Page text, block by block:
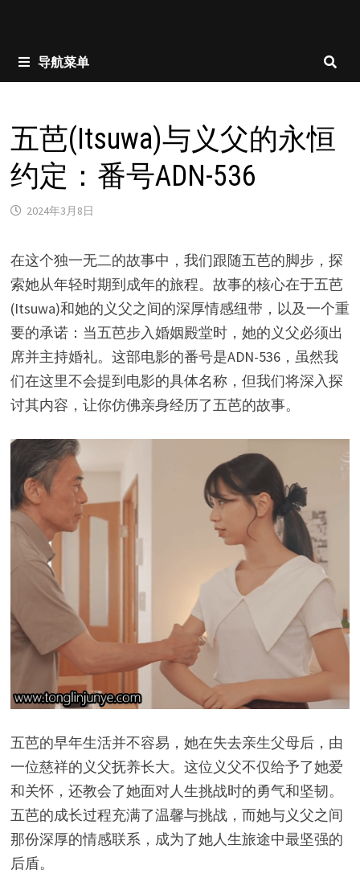
导航菜单
五芭(Itsuwa)与义父的永恒
约定：番号ADN-536
2024年3月8日
在这个独一无二的故事中，我们跟随五芭的脚步，探
索她从年轻时期到成年的旅程。故事的核心在于五芭
(Itsuwa)和她的义父之间的深厚情感纽带，以及一个重
要的承诺：当五芭步入婚姻殿堂时，她的义父必须出
席并主持婚礼。这部电影的番号是ADN-536，虽然我
们在这里不会提到电影的具体名称，但我们将深入探
讨其内容，让你仿佛亲身经历了五芭的故事。
五芭的早年生活并不容易，她在失去亲生父母后，由
一位慈祥的义父抚养长大。这位义父不仅给予了她爱
和关怀，还教会了她面对人生挑战时的勇气和坚韧。
五芭的成长过程充满了温馨与挑战，而她与义父之间
那份深厚的情感联系，成为了她人生旅途中最坚强的
后盾。